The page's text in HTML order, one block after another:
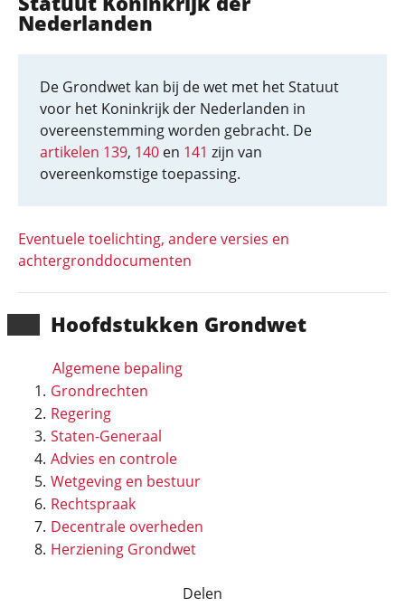
Hoofd­stukken Grondwet
Algemene bepaling
Grondrechten
Regering
Staten-Generaal
Advies en controle
Wetgeving en bestuur
Rechtspraak
Decentrale overheden
Herziening Grondwet
Nederlanden
De Grondwet kan bij de wet met het Statuut
voor het Koninkrijk der Nederlanden in
overeenstemming worden gebracht. De
artikelen 139, 140 en 141 zijn van
overeenkomstige toepassing.
Eventuele toelichting, andere versies en
achtergronddocumenten
Delen